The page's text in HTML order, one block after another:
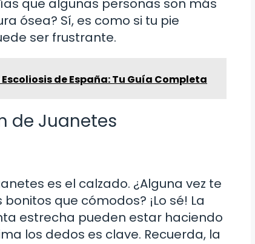
que algunas personas son más
ósea? Sí, es como si tu pie
ser frustrante.
de España: Tu Guía Completa
de Juanetes
es el calzado. ¿Alguna vez te
que cómodos? ¡Lo sé! La
estrecha pueden estar haciendo
los dedos es clave. Recuerda, la